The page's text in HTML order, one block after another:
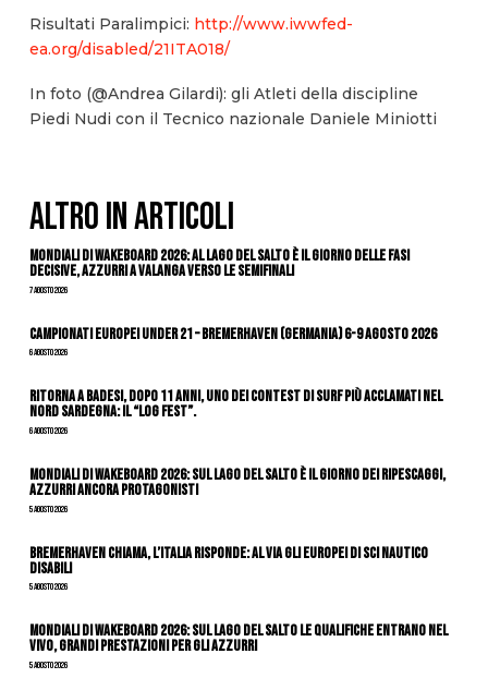
Risultati Paralimpici: http://www.iwwfed-
ea.org/disabled/21ITA018/
In foto (@Andrea Gilardi): gli Atleti della discipline
Piedi Nudi con il Tecnico nazionale Daniele Miniotti
ALTRO IN ARTICOLI
Mondiali di Wakeboard 2026: al Lago del Salto è il giorno delle fasi
decisive, azzurri a valanga verso le semifinali
7 Agosto 2026
Campionati Europei Under 21 – Bremerhaven (Germania) 6-9 agosto 2026
6 Agosto 2026
Ritorna a Badesi, dopo 11 anni, uno dei contest di surf più acclamati nel
nord Sardegna: il “Log Fest”.
6 Agosto 2026
Mondiali di Wakeboard 2026: sul Lago del Salto è il giorno dei ripescaggi,
azzurri ancora protagonisti
5 Agosto 2026
Bremerhaven chiama, l’Italia risponde: al via gli Europei di Sci Nautico
Disabili
5 Agosto 2026
Mondiali di Wakeboard 2026: sul Lago del Salto le qualifiche entrano nel
vivo, grandi prestazioni per gli azzurri
5 Agosto 2026